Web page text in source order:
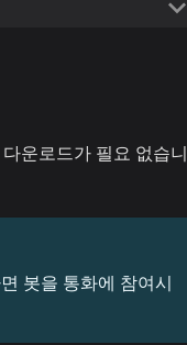
운로드가 필요 없습니
봇을 통화에 참여시